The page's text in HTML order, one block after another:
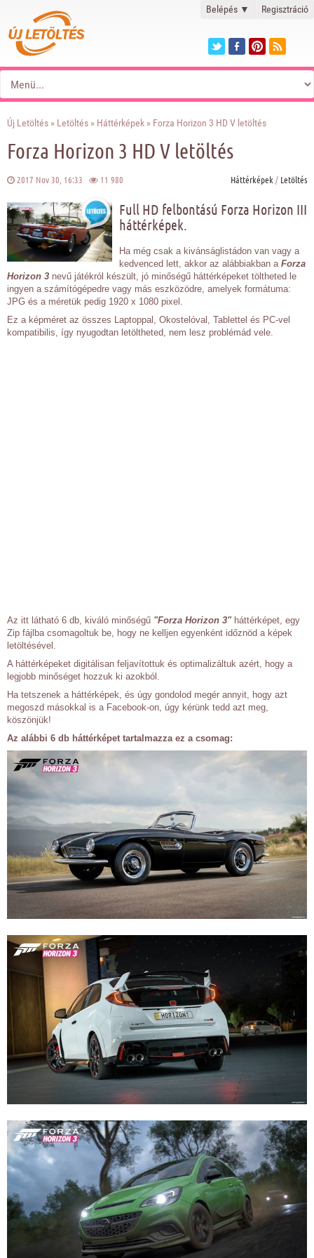
Belépés ▼ Regisztráció
Új Letöltés » Letöltés » Háttérképek » Forza Horizon 3 HD V letöltés
Forza Horizon 3 HD V letöltés
2017 Nov 30, 16:33 11 980 Háttérképek / Letöltés
Full HD felbontású Forza Horizon III
háttérképek.
Ha még csak a kivánságlistádon van vagy a
kedvenced lett, akkor az alábbiakban a Forza
Horizon 3 nevű játékról készült, jó minőségű háttérképeket töltheted le
ingyen a számítógépedre vagy más eszközödre, amelyek formátuma:
JPG és a méretük pedig 1920 x 1080 pixel.
Ez a képméret az összes Laptoppal, Okostelóval, Tablettel és PC-vel
kompatibilis, így nyugodtan letöltheted, nem lesz problémád vele.
Az itt látható 6 db, kiváló minőségű "Forza Horizon 3"háttérképet, egy
Zip fájlba csomagoltuk be, hogy ne kelljen egyenként időznöd a képek
letöltésével.
A háttérképeket digitálisan feljavítottuk és optimalizáltuk azért, hogy a
legjobb minőséget hozzuk ki azokból.
Ha tetszenek a háttérképek, és úgy gondolod megér annyit, hogy azt
megoszd másokkal is a Facebook-on, úgy kérünk tedd azt meg,
köszönjük!
Az alábbi 6 db háttérképet tartalmazza ez a csomag: